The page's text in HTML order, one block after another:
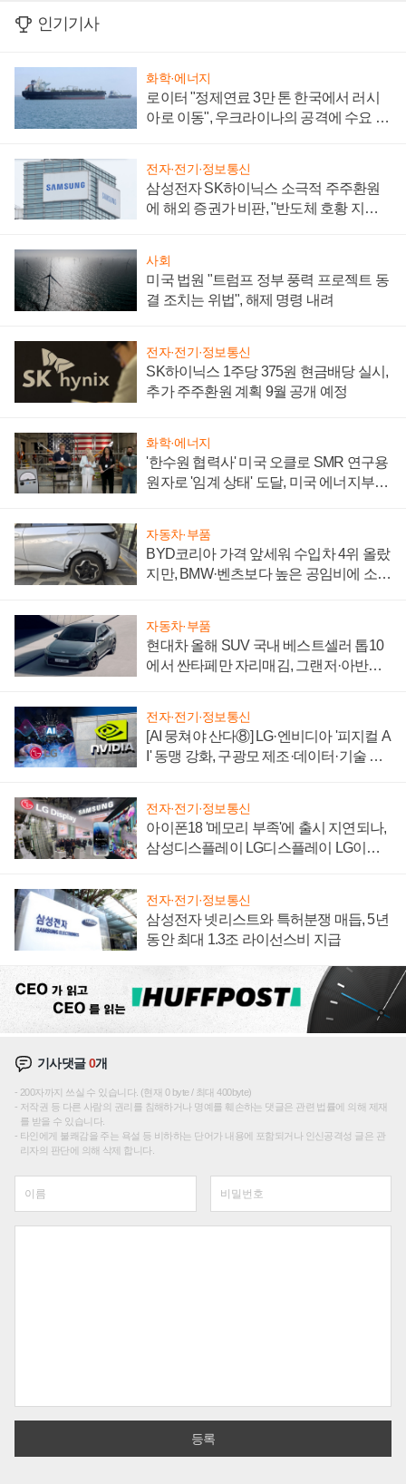
인기기사
화학·에너지
로이터 "정제연료 3만 톤 한국에서 러시
아로 이동", 우크라이나의 공격에 수요 늘
전자·전기·정보통신
삼성전자 SK하이닉스 소극적 주주환원
에 해외 증권가 비판, "반도체 호황 지속
사회
미국 법원 "트럼프 정부 풍력 프로젝트 동
결 조치는 위법", 해제 명령 내려
전자·전기·정보통신
SK하이닉스 1주당 375원 현금배당 실시,
추가 주주환원 계획 9월 공개 예정
화학·에너지
'한수원 협력사' 미국 오클로 SMR 연구용
원자로 '임계 상태' 도달, 미국 에너지부
자동차·부품
BYD코리아 가격 앞세워 수입차 4위 올랐
지만, BMW·벤츠보다 높은 공임비에 소비
자동차·부품
현대차 올해 SUV 국내 베스트셀러 톱10
에서 싼타페만 자리매김, 그랜저·아반떼
전자·전기·정보통신
[AI 뭉쳐야 산다⑧] LG·엔비디아 '피지컬 A
I' 동맹 강화, 구광모 제조·데이터·기술 결
전자·전기·정보통신
아이폰18 '메모리 부족'에 출시 지연되나,
삼성디스플레이 LG디스플레이 LG이노
전자·전기·정보통신
삼성전자 넷리스트와 특허분쟁 매듭, 5년
동안 최대 1.3조 라이선스비 지급
기사댓글0개
200자까지 쓰실 수 있습니다. (현재 0 byte / 최대 400byte)
저작권 등 다른 사람의 권리를 침해하거나 명예를 훼손하는 댓글은 관련 법률에 의해 제재
를 받을 수 있습니다.
타인에게 불쾌감을 주는 욕설 등 비하하는 단어가 내용에 포함되거나 인신공격성 글은 관
리자의 판단에 의해 삭제 합니다.